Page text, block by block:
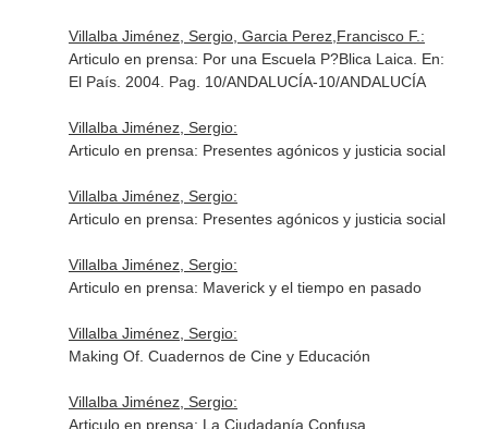
Villalba Jiménez, Sergio, Garcia Perez,Francisco F.:
Articulo en prensa: Por una Escuela P?Blica Laica. En:
El País. 2004. Pag. 10/ANDALUCÍA-10/ANDALUCÍA
Villalba Jiménez, Sergio:
Articulo en prensa: Presentes agónicos y justicia social
Villalba Jiménez, Sergio:
Articulo en prensa: Presentes agónicos y justicia social
Villalba Jiménez, Sergio:
Articulo en prensa: Maverick y el tiempo en pasado
Villalba Jiménez, Sergio:
Making Of. Cuadernos de Cine y Educación
Villalba Jiménez, Sergio:
Articulo en prensa: La Ciudadanía Confusa